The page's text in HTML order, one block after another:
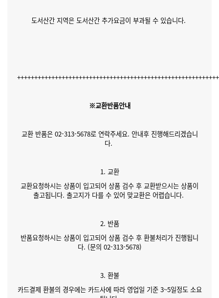
도서산간 지역은 도서산간 추가요금이 부과될 수 있습니다.
※교환반품안내
교환 반품은 02-313-5678로 연락주세요. 안내후 진행해드리겠습니
다.
1. 교환
교환요청하시는 상품이 입고되어 상품 검수 후 교환받으시는 상품이
출고됩니다. 출고지가 다를 수 있어 맞교환은 어렵습니다.
2. 반품
반품요청하시는 상품이 입고되어 상품 검수 후 환불처리가 진행됩니
다. (문의 02-313-5678)
3. 환불
카드결제 환불의 경우에는 카드사에 따라 영업일 기준 3~5일정도 소요